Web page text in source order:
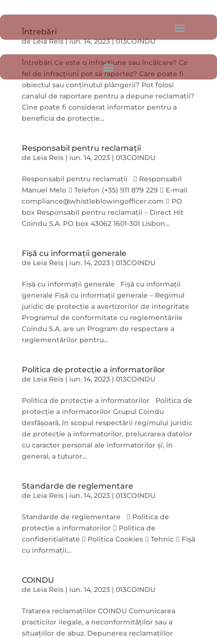
Întrebări
deLeia Reis|iun. 14, 2023|013COINDU
Întrebări Ce este o infracțiune sau încălcare? Ce
fel de infracțiuni pot să raportez? Care poate fi
obiectul sau conținutul plângerii? Pot folosi
canalul de raportare pentru a depune reclamații?
Cine poate fi considerat informator pentru a
beneficia de protecție...
Responsabil pentru reclamații
de Leia Reis| iun. 14, 2023| 013COINDU
Responsabil pentru reclamații  Responsabil
Manuel Melo  Telefon (+35) 911 879 229  E-mail
compliance@whistleblowingofficer.com  PO
box Responsabil pentru reclamații – Direct Hit
Coindu S.A. PO box 43062 1601-301 Lisbon...
Fișă cu informații generale
de Leia Reis| iun. 14, 2023| 013COINDU
Fișă cu informații generale Fișă cu informații
generale Fișă cu informații generale – Regimul
juridic de protecție a avertizorilor de integritate
Programul de conformitate cu reglementările
Coindu S.A. are un Program de respectare a
reglementărilor pentru...
Politica de protecție a informatorilor
de Leia Reis| iun. 14, 2023| 013COINDU
Politica de protecție a informatorilor Politica de
protecție a informatorilor Grupul Coindu
desfășoară, în scopul respectării regimului juridic
de protecție a informatorilor, prelucrarea datelor
cu caracter personal ale informatorilor și, în
general, a tuturor...
Standarde de reglementare
de Leia Reis| iun. 14, 2023| 013COINDU
Standarde de reglementare  Politica de
protecție a informatorilor  Politica de
confidențialitate  Politica Cookies  Tehnic  Fișă
cu informații...
COINDU
de Leia Reis| iun. 14, 2023| 013COINDU
Tratarea reclamațiilor COINDU Comunicarea
practicilor ilegale, a neconformităților sau a
situațiilor de abuz. Depunerea reclamațiilor